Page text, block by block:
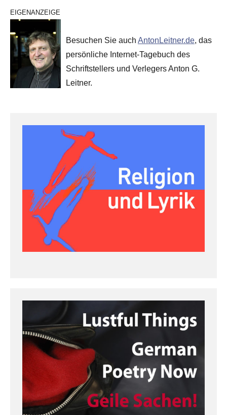
EIGENANZEIGE
Besuchen Sie auch AntonLeitner.de, das
persönliche Internet-Tagebuch des
Schriftstellers und Verlegers Anton G.
Leitner.